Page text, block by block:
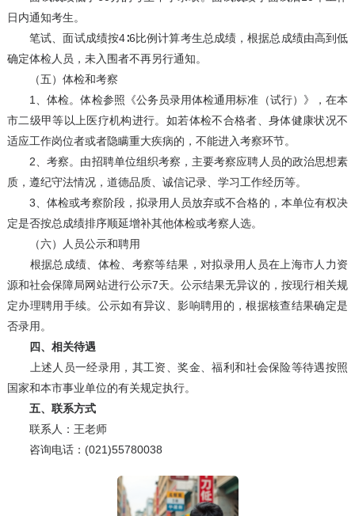
日内通知考生。
笔试、面试成绩按4∶6比例计算考生总成绩，根据总成绩由高到低
确定体检人员，未入围者不再另行通知。
（五）体检和考察
1、体检。体检参照《公务员录用体检通用标准（试行）》，在本
市二级甲等以上医疗机构进行。如若体检不合格者、身体健康状况不
适应工作岗位者或者隐瞒重大疾病的，不能进入考察环节。
2、考察。由招聘单位组织考察，主要考察应聘人员的政治思想素
质，遵纪守法情况，道德品质、诚信记录、学习工作经历等。
3、体检或考察阶段，拟录用人员放弃或不合格的，本单位有权决
定是否按总成绩排序顺延增补其他体检或考察人选。
（六）人员公示和聘用
根据总成绩、体检、考察等结果，对拟录用人员在上海市人力资
源和社会保障局网站进行公示7天。公示结果无异议的，按现行相关规
定办理聘用手续。公示如有异议、影响聘用的，根据核查结果确定是
否录用。
四、相关待遇
上述人员一经录用，其工资、奖金、福利和社会保险等待遇按照
国家和本市事业单位的有关规定执行。
五、联系方式
联系人：王老师
咨询电话：(021)55780038